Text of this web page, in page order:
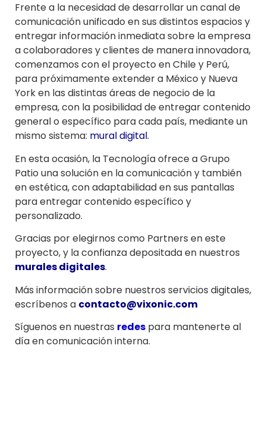
Frente a la necesidad de desarrollar un canal de
comunicación unificado en sus distintos espacios y
entregar información inmediata sobre la empresa
a colaboradores y clientes de manera innovadora,
comenzamos con el proyecto en Chile y Perú,
para próximamente extender a México y Nueva
York en las distintas áreas de negocio de la
empresa, con la posibilidad de entregar contenido
general o específico para cada país, mediante un
mismo sistema: mural digital.
En esta ocasión, la Tecnología ofrece a Grupo
Patio una solución en la comunicación y también
en estética, con adaptabilidad en sus pantallas
para entregar contenido específico y
personalizado.
Gracias por elegirnos como Partners en este
proyecto, y la confianza depositada en nuestros
murales digitales.
Más información sobre nuestros servicios digitales,
escríbenos a contacto@vixonic.com
Síguenos en nuestras redes para mantenerte al
día en comunicación interna.